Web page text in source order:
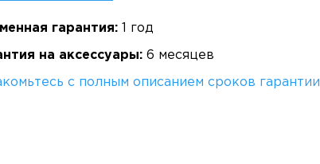
гарантия:1 год
на аксессуары:6 месяцев
с полным описанием сроков гарантии